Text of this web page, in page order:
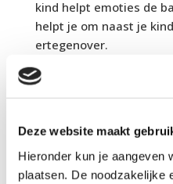
Deze website maakt
Hieronder kun je aangeven
plaatsen. De noodzakelijke
kind helpt emoties de
helpt je om naast je
ertegenover.